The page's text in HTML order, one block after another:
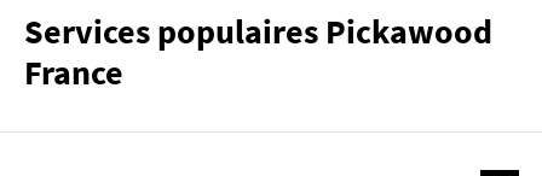
Services populaires Pickawood
France